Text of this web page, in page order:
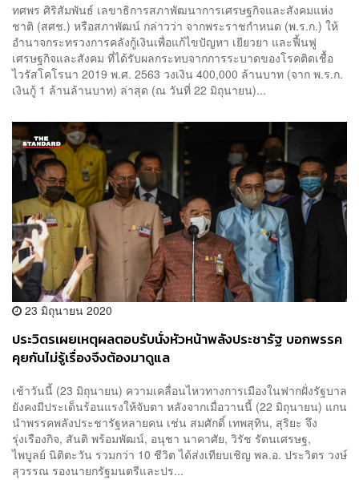
ทศพร ศิริสัมพันธ์ เลขาธิการสภาพัฒนาการเศรษฐกิจและสังคมแห่ง
ชาติ (สศช.) หรือสภาพัฒน์ กล่าวว่า จากพระราชกำหนด (พ.ร.ก.) ให้
อำนาจกระทรวงการคลังกู้เงินเพื่อแก้ไขปัญหา เยียวยา และฟื้นฟู
เศรษฐกิจและสังคม ที่ได้รับผลกระทบจากการระบาดของโรคติดเชื้อ
ไวรัสโคโรนา 2019 พ.ศ. 2563 วงเงิน 400,000 ล้านบาท (จาก พ.ร.ก.
เงินกู้ 1 ล้านล้านบาท) ล่าสุด (ณ วันที่ 22 มิถุนายน)...
23 มิถุนายน 2020
ประวิตรเผยเหตุผลตอบรับนั่งหัวหน้าพลังประชารัฐ บอกพรรค
คุยกันไม่รู้เรื่องจึงต้องมาดูแล
เช้าวันนี้ (23 มิถุนายน) ความเคลื่อนไหวทางการเมืองในฟากฝั่งรัฐบาล
ยังคงมีประเด็นร้อนแรงให้จับตา หลังจากเมื่อวานนี้ (22 มิถุนายน) แกน
นำพรรคพลังประชารัฐหลายคน เช่น สมศักดิ์ เทพสุทิน, สุริยะ จึง
รุ่งเรืองกิจ, สันติ พร้อมพัฒน์, อนุชา นาคาศัย, วิรัช รัตนเศรษฐ,
ไพบูลย์ นิติตะวัน รวมกว่า 10 ชีวิต ได้ส่งเทียบเชิญ พล.อ. ประวิตร วงษ์
สุวรรณ รองนายกรัฐมนตรีและปร...